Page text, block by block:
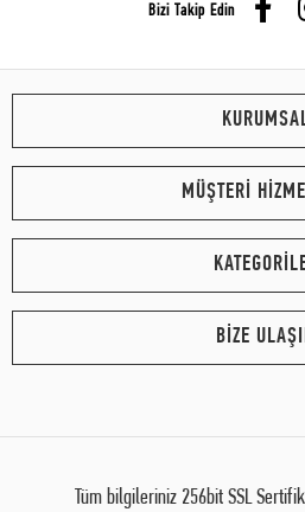
Bizi Takip Edin
MÜŞTERİ
BİZE
Tüm bilgileriniz 256bit SSL